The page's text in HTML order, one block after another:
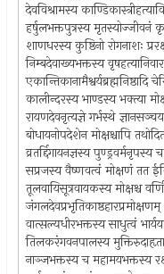
देवविश्रामस्य
हर्षुलभक्तपुत्रस्य मृतस्योज्जीवनं
शाणधरस्य कुष्ठिनो रोगनाशः
निम्बदेवाख्यभक्तस्य
एकान्तिकानामैश्वर्यब्रह्मनिष्ठादि
कालीन्दरस्य भाण्डस्य भक्त्या
रायणदेवनृत्यज्ञे गर्भस्थे
बोधायनोपदेशेन मोक्षश्चापि
व्रतर्द्दिगायनज्ञस्य
सप्रजस्य वैष्णवत्वं मोक्षणं तत
तूलवायिसूत्रवायकस्य मोक्षश्च
जंगलदेवप्रभृतिकाष्ठहारप्रमोक्षणम्
वात्सल्यधीरभक्तस्य साधुत्वं
तिलकरंगवनपालस्य
नाञ्जभक्तस्य च महामयभक्तस्य